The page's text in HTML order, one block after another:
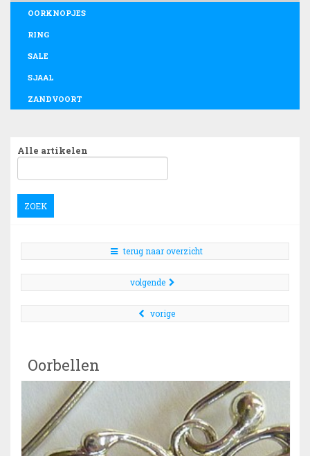
OORKNOPJES
RING
SALE
SJAAL
ZANDVOORT
Alle artikelen
ZOEK
terug naar overzicht
volgende
vorige
Oorbellen